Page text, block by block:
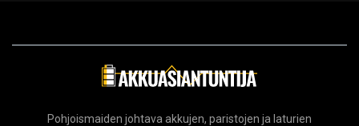
Pohjoismaiden johtava akkujen, paristojen ja laturien